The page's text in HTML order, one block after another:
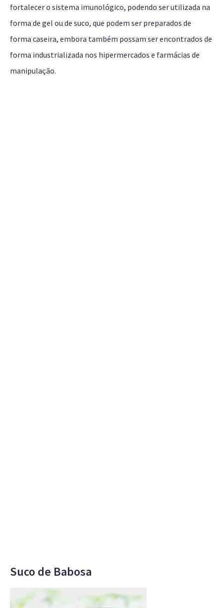
fortalecer o sistema imunológico, podendo ser utilizada na
forma de gel ou de suco, que podem ser preparados de
forma caseira, embora também possam ser encontrados de
forma industrializada nos hipermercados e farmácias de
manipulação.
Suco de Babosa